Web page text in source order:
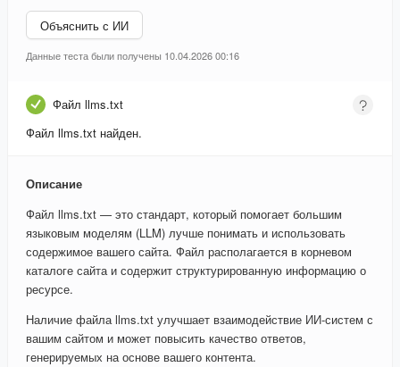
Объяснить с ИИ
Данные теста были получены 10.04.2026 00:16
Файл llms.txt
Файл llms.txt найден.
Описание
Файл llms.txt — это стандарт, который помогает большим
языковым моделям (LLM) лучше понимать и использовать
содержимое вашего сайта. Файл располагается в корневом
каталоге сайта и содержит структурированную информацию о
ресурсе.
Наличие файла llms.txt улучшает взаимодействие ИИ-систем с
вашим сайтом и может повысить качество ответов,
генерируемых на основе вашего контента.